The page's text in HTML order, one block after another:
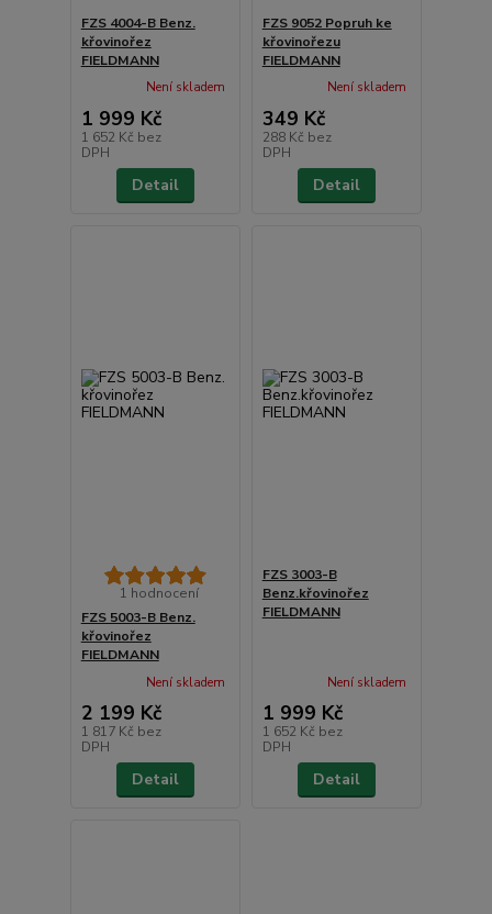
FZS 4004-B Benz.
křovinořez
FIELDMANN
1 999 Kč
1 652 Kč bez
DPH
Není skladem
Detail
FZS 9052 Popruh ke
křovinořezu
FIELDMANN
349 Kč
288 Kč bez
DPH
Není skladem
Detail
1 hodnocení
FZS 5003-B Benz.
křovinořez
FIELDMANN
2 199 Kč
1 817 Kč bez
DPH
Není skladem
Detail
FZS 3003-B
Benz.křovinořez
FIELDMANN
1 999 Kč
1 652 Kč bez
DPH
Není skladem
Detail